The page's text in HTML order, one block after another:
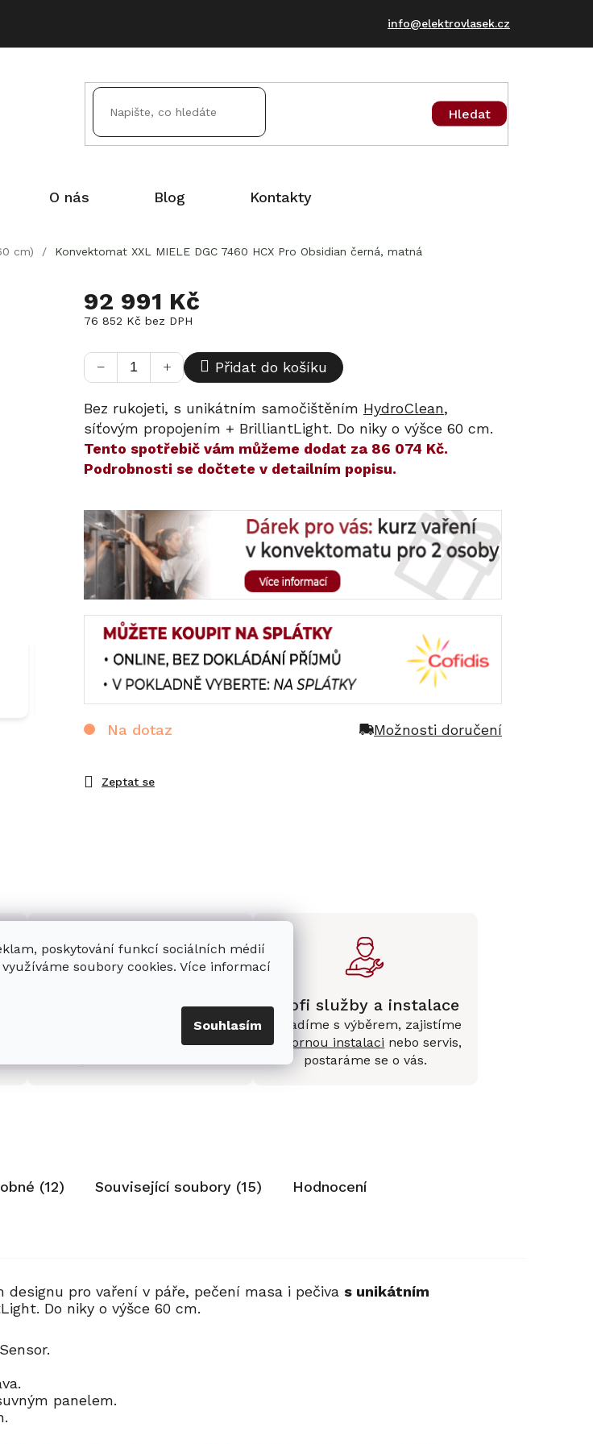
poskytování funkcí sociálních médií
soubory cookies. Více informací
Souhlasím
info@elektrovlasek.cz
Hledat
O nás Blog Kontakty
cm) / Konvektomat XXL MIELE DGC 7460 HCX Pro Obsidian černá, matná
92 991 Kč
76 852 Kč bez DPH
cena:
+
− Přidat do košíku
Bez rukojeti, s unikátním samočištěním HydroClean,
síťovým propojením + BrilliantLight. Do niky o výšce 60 cm.
​​Tento spotřebič vám můžeme dodat za 86 074 Kč.
Podrobnosti se dočtete v detailním popisu.
Zeptat se
Na dotaz Možnosti doručení
Stabilní prodejce
Jsme stabilní prodejce
domácích spotřebičů Miele se
Profi služby a instalace
Poradíme s výběrem, zajistíme
odbornou instalaci nebo servis,
postaráme se o vás.
(12) Související soubory (15) Hodnocení
pro vaření v páře, pečení masa i pečiva s unikátním
Do niky o výšce 60 cm.
panelem.